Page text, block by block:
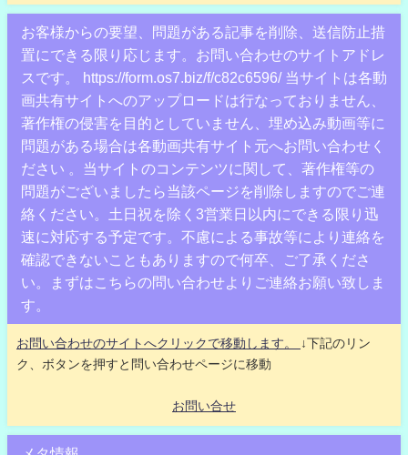
お客様からの要望、問題がある記事を削除、送信防止措
置にできる限り応じます。お問い合わせのサイトアドレ
スです。 https://form.os7.biz/f/c82c6596/ 当サイトは各動
画共有サイトへのアップロードは行なっておりません、
著作権の侵害を目的としていません、埋め込み動画等に
問題がある場合は各動画共有サイト元へお問い合わせく
ださい 。当サイトのコンテンツに関して、著作権等の
問題がございましたら当該ページを削除しますのでご連
絡ください。土日祝を除く3営業日以内にできる限り迅
速に対応する予定です。不慮による事故等により連絡を
確認できないこともありますので何卒、ご了承くださ
い。まずはこちらの問い合わせよりご連絡お願い致しま
す。
お問い合わせのサイトへクリックで移動します。
↓下記のリン
ク、ボタンを押すと問い合わせページに移動
お問い合せ